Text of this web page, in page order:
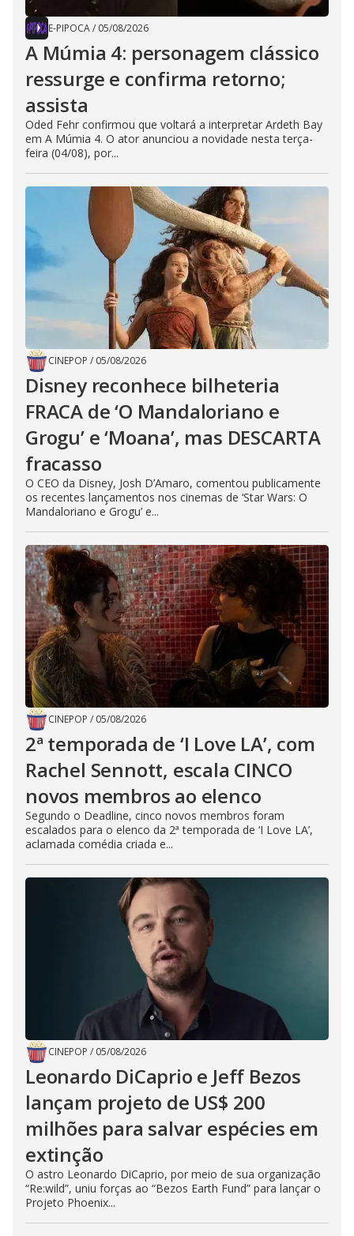
E-PIPOCA/ 05/08/2026
A Múmia 4: personagem clássico
ressurge e confirma retorno;
assista
Oded Fehr confirmou que voltará a interpretar Ardeth Bay
em A Múmia 4. O ator anunciou a novidade nesta terça-
feira (04/08), por...
CINEPOP / 05/08/2026
Disney reconhece bilheteria
FRACA de ‘O Mandaloriano e
Grogu’ e ‘Moana’, mas DESCARTA
fracasso
O CEO da Disney, Josh D’Amaro, comentou publicamente
os recentes lançamentos nos cinemas de ‘Star Wars: O
Mandaloriano e Grogu’ e...
CINEPOP / 05/08/2026
2ª temporada de ‘I Love LA’, com
Rachel Sennott, escala CINCO
novos membros ao elenco
Segundo o Deadline, cinco novos membros foram
escalados para o elenco da 2ª temporada de ‘I Love LA’,
aclamada comédia criada e...
CINEPOP / 05/08/2026
Leonardo DiCaprio e Jeff Bezos
lançam projeto de US$ 200
milhões para salvar espécies em
extinção
O astro Leonardo DiCaprio, por meio de sua organização
“Re:wild”, uniu forças ao “Bezos Earth Fund” para lançar o
Projeto Phoenix...